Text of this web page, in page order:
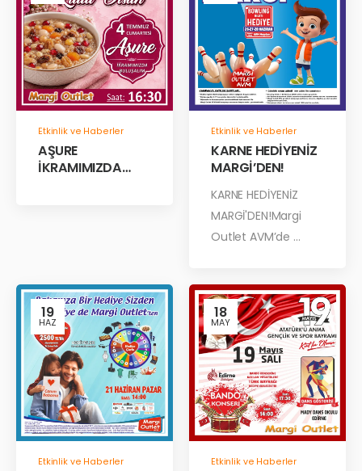
Etkinlik ve Haberler
AŞURE
İKRAMIMIZDA
Etkinlik ve Haberler
KARNE HEDİYENİZ
MARGİ’DEN!
KARNE HEDİYENİZ
MARGİ'DEN!Margi
Outlet AVM’de ...
19
HAZ
Etkinlik ve Haberler
18
MAY
Etkinlik ve Haberler